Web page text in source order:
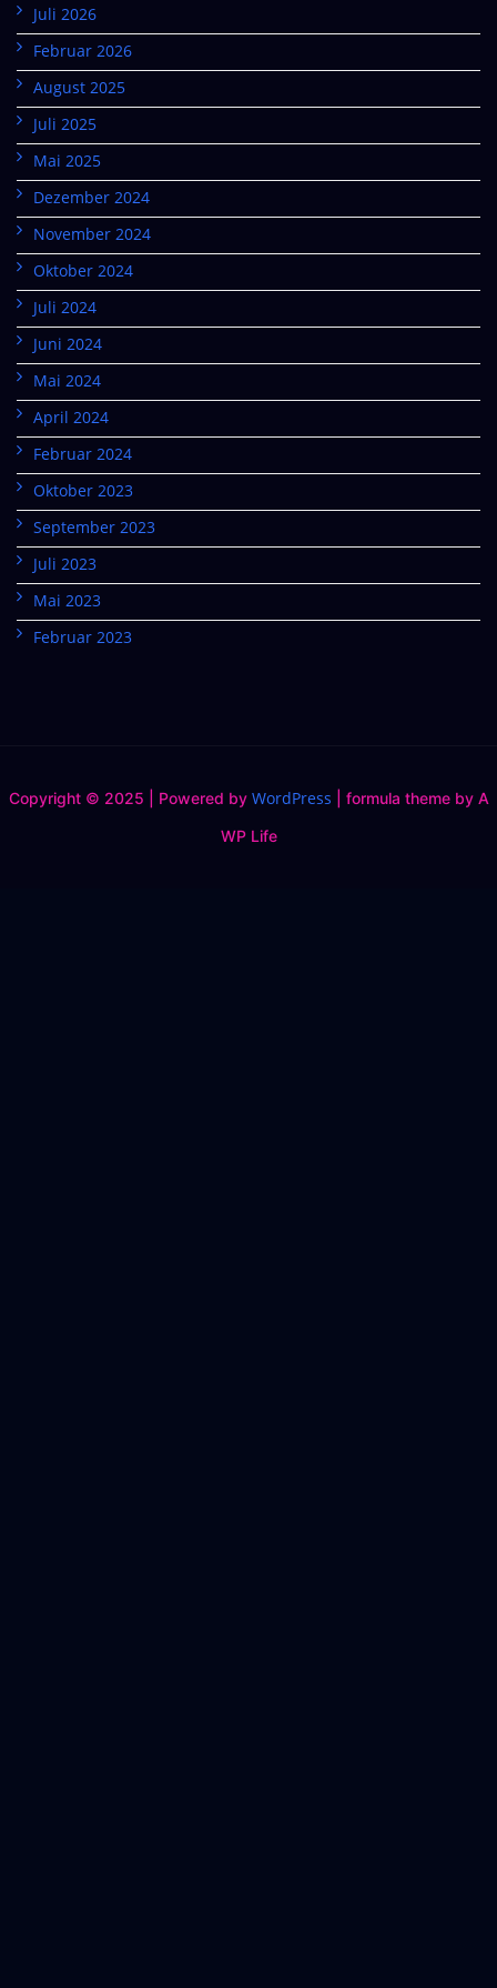
Juli 2026
Februar 2026
August 2025
Juli 2025
Mai 2025
Dezember 2024
November 2024
Oktober 2024
Juli 2024
Juni 2024
Mai 2024
April 2024
Februar 2024
Oktober 2023
September 2023
Juli 2023
Mai 2023
Februar 2023
Copyright © 2025 | Powered by WordPress
formula theme by A
WP Life